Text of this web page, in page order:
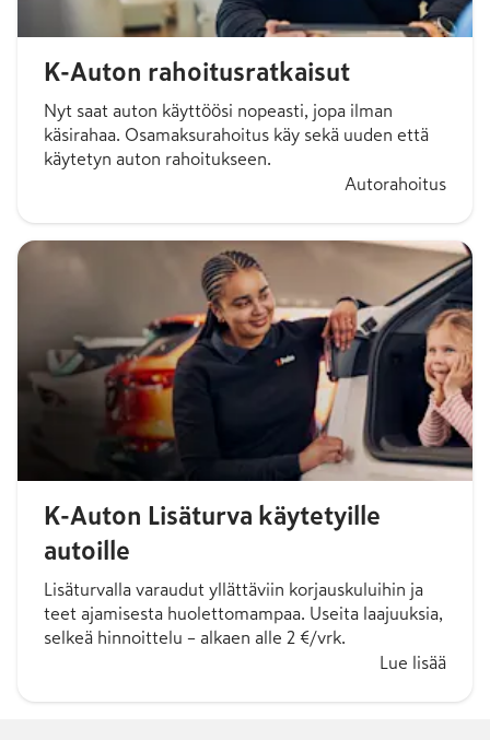
K-Auton rahoitusratkaisut
Nyt saat auton käyttöösi nopeasti, jopa ilman
käsirahaa. Osamaksurahoitus käy sekä uuden että
käytetyn auton rahoitukseen.
Autorahoitus
K-Auton Lisäturva käytetyille
autoille
Lisäturvalla varaudut yllättäviin korjauskuluihin ja
teet ajamisesta huolettomampaa. Useita laajuuksia,
selkeä hinnoittelu – alkaen alle 2 €/vrk.
Lue lisää